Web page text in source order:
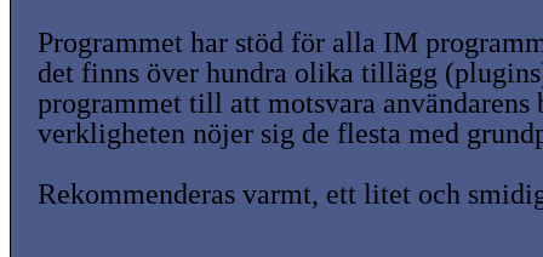
Programmet har stöd för alla IM
det finns över hundra olika tillägg
programmet till att motsvara användarens
verkligheten nöjer sig de flesta med
Rekommenderas varmt, ett litet och